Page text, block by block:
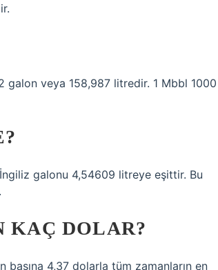
veya 158,987 litredir. 1 Mbbl 1000
galonu 4,54609 litreye eşittir. Bu
KAÇ DOLAR?
4,37 dolarla tüm zamanların en